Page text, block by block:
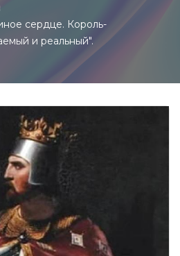
сердце. Король-
и реальный".